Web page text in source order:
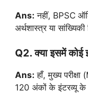
Ans: नहीं, BPSC
अर्थशास्त्र या सांख्यिकी
Q2. क्या इसमें कोई
Ans: हाँ, मुख्य
120 अंकों के इंटरव्यू के